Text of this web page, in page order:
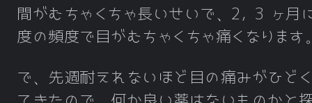
間がむちゃくちゃ長いせいで、2, 3 ヶ月
度の頻度で目がむちゃくちゃ痛くなります
で、先週耐えれないほど目の痛みがひど